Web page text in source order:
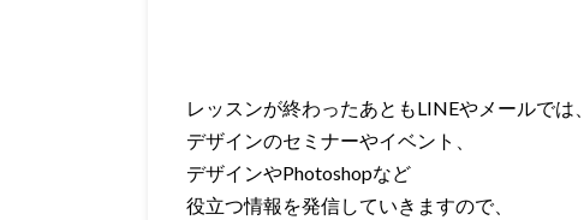
レッスンが終わったあともLINEやメールでは、
デザインのセミナーやイベント、
デザインやPhotoshopなど
役立つ情報を発信していきますので、